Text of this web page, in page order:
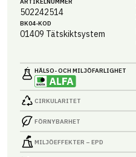
ARTIKEL­NUMMER
502242514
BK04-KOD
01409 Tätskiktsystem
HÄLSO- OCH MILJÖ­FARLIGHET
CIRKULARITET
FÖRNYBARHET
MILJÖEFFEKTER – EPD